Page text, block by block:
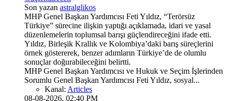
Son yazan astralglikos
MHP Genel Başkan Yardımcısı Feti Yıldız, “Terörsüz
Türkiye” sürecine ilişkin yaptığı açıklamada, idari ve yasal
düzenlemelerin toplumsal barışı güçlendireceğini ifade etti.
Yıldız, Birleşik Krallık ve Kolombiya’daki barış süreçlerini
örnek göstererek, benzer adımların Türkiye’de de olumlu
sonuçlar doğurabileceğini belirtti.
MHP Genel Başkan Yardımcısı ve Hukuk ve Seçim İşlerinden
Sorumlu Genel Başkan Yardımcısı Feti Yıldız, sosyal...
Kanal: Articles
08-08-2026, 02:40 PM